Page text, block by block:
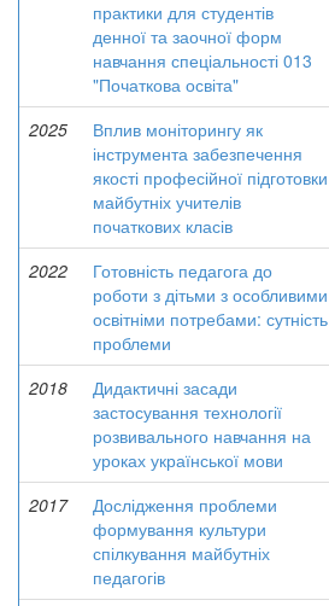
практики для студентів
денної та заочної форм
навчання спеціальності 013
"Початкова освіта"
2025
Вплив моніторингу як
інструмента забезпечення
якості професійної підготовки
майбутніх учителів
початкових класів
2022
Готовність педагога до
роботи з дітьми з особливими
освітніми потребами: сутність
проблеми
2018
Дидактичні засади
застосування технології
розвивального навчання на
уроках української мови
2017
Дослідження проблеми
формування культури
спілкування майбутніх
педагогів